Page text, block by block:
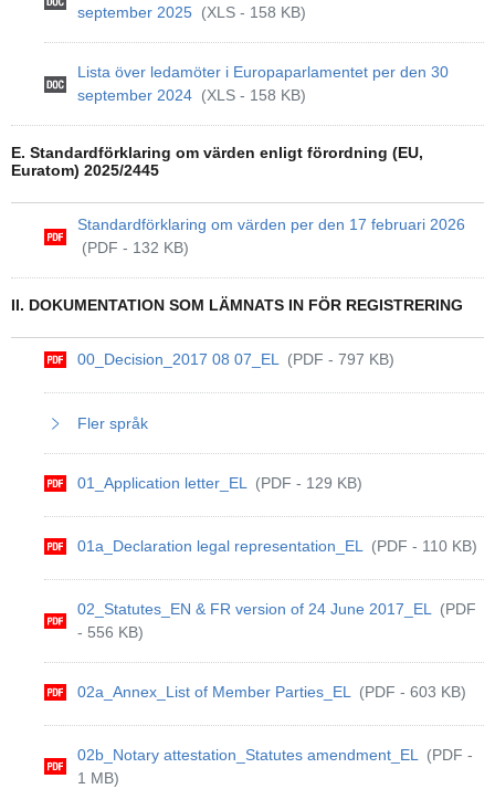
september 2025 (XLS - 158 KB)
Lista över ledamöter i Europaparlamentet per den 30
september 2024 (XLS - 158 KB)
E. Standardförklaring om värden enligt förordning (EU,
Euratom) 2025/2445
Standardförklaring om värden per den 17 februari 2026
(PDF - 132 KB)
II. DOKUMENTATION SOM LÄMNATS IN FÖR REGISTRERING
00_Decision_2017 08 07_EL (PDF - 797 KB)
Fler språk
01_Application letter_EL (PDF - 129 KB)
01a_Declaration legal representation_EL (PDF - 110 KB)
02_Statutes_EN & FR version of 24 June 2017_EL
(PDF
- 556 KB)
02a_Annex_List of Member Parties_EL (PDF - 603 KB)
02b_Notary attestation_Statutes amendment_EL
(PDF -
1 MB)